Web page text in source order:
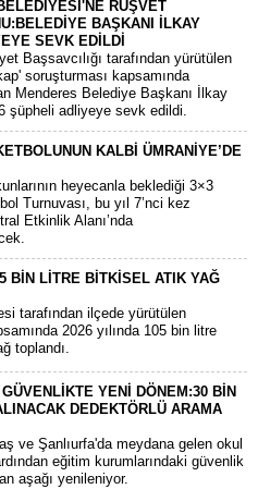
RÜŞVET
BAŞKANI İLKAY
SEVK EDİLDİ
Başsavcılığı tarafından yürütülen
soruşturması kapsamında
Menderes Belediye Başkanı İlkay
şüpheli adliyeye sevk edildi.
KALBİ ÜMRANİYE’DE
heyecanla beklediği 3×3
Turnuvası, bu yıl 7’nci kez
Etkinlik Alanı’nda
BİN LİTRE BİTKİSEL ATIK YAĞ
tarafından ilçede yürütülen
2026 yılında 105 bin litre
toplandı.
YENİ DÖNEM:30 BİN
DEDEKTÖRLÜ ARAMA
ve Şanlıurfa'da meydana gelen okul
eğitim kurumlarındaki güvenlik
aşağı yenileniyor.